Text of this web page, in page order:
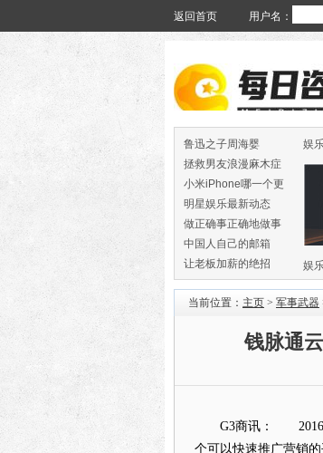
返回首页 用户名：
鲁迅之子周海婴
拯救男友浪漫麻木症
小米iPhone哪一个更
火
明星娱乐最新动态
做正确事正确地做事
中国人自己的邮箱
让老板加薪的绝招
娱
娱
当前位置： 主页 > 军事武器
钱脉通
G3商讯： 2016年
个可以快速推广营销